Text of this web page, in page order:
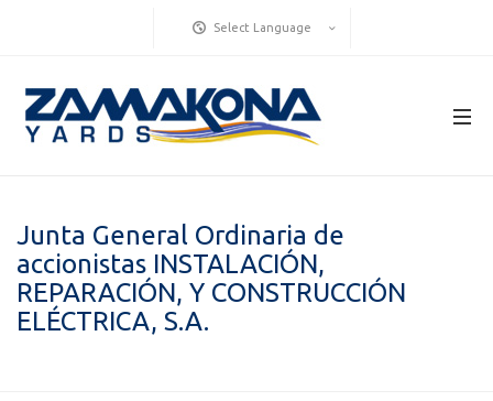
Select Language
Junta General Ordinaria de
accionistas INSTALACIÓN,
REPARACIÓN, Y CONSTRUCCIÓN
ELÉCTRICA, S.A.